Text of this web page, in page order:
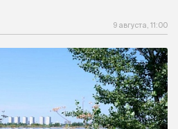
9 августа, 11:00